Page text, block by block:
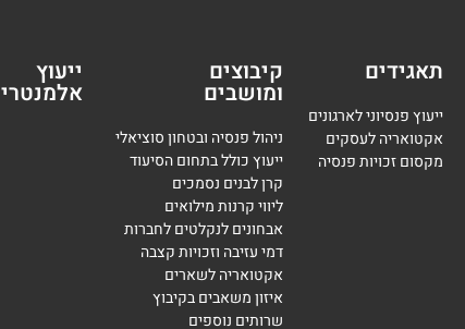
תאגידים
ייעוץ פנסיוני לארגונים
אקטואריה לעסקים
מקסום זכויות פנסיה
קיבוצים
ומושבים
ניהול פנסיה ובטחון סוציאלי
ייעוץ כולל בתחום הסיעוד
קרן לבנים נסמכים
ליווי קרנות מילואים
אבחונים לנקלטים לחברות
דמי עזיבה וזכויות קצבה
אקטואריה לשארים
איזון משאבים בקיבוץ
שרותים נוספים
ייעוץ
אלמנטרי